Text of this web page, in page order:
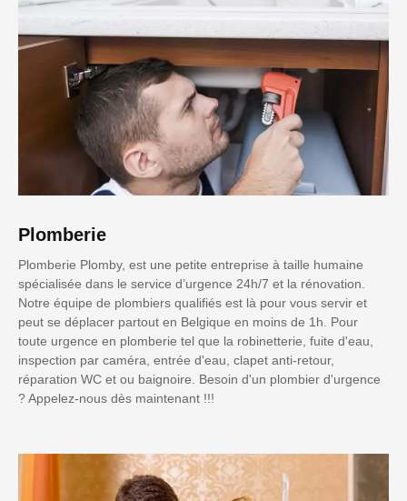
Plomberie
Plomberie Plomby, est une petite entreprise à taille humaine
spécialisée dans le service d’urgence 24h/7 et la rénovation.
Notre équipe de plombiers qualifiés est là pour vous servir et
peut se déplacer partout en Belgique en moins de 1h. Pour
toute urgence en plomberie tel que la robinetterie, fuite d'eau,
inspection par caméra, entrée d'eau, clapet anti-retour,
réparation WC et ou baignoire. Besoin d'un plombier d'urgence
? Appelez-nous dès maintenant !!!